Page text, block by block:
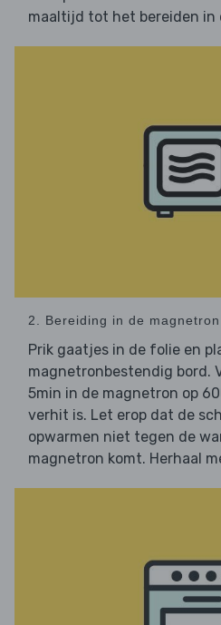
maaltijd tot het bereiden in
2. Bereiding in de magnetron
Prik gaatjes in de folie en
magnetronbestendig bord.
5min in de magnetron op
verhit is. Let erop dat de
opwarmen niet tegen de
magnetron komt. Herhaal